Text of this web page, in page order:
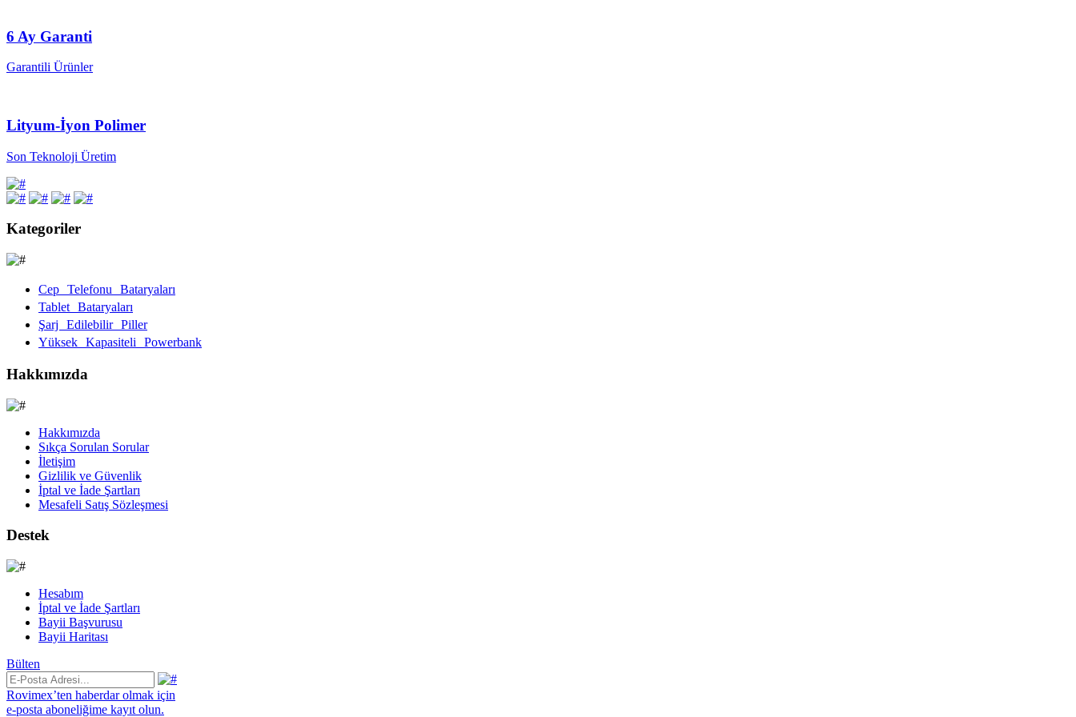
6 Ay Garanti
Garantili Ürünler
Lityum-İyon Polimer
Son Teknoloji Üretim
Kategoriler
Cep Telefonu Bataryaları
Tablet Bataryaları
Şarj Edilebilir Piller
Yüksek Kapasiteli Powerbank
Hakkımızda
Hakkımızda
Sıkça Sorulan Sorular
İletişim
Gizlilik ve Güvenlik
İptal ve İade Şartları
Mesafeli Satış Sözleşmesi
Destek
Hesabım
İptal ve İade Şartları
Bayii Başvurusu
Bayii Haritası
Bülten
Rovimex’ten haberdar olmak için
e-posta aboneliğime kayıt olun.